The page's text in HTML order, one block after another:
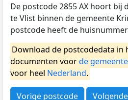
De postcode 2855 AX hoort bij
te Vlist binnen de gemeente
postcode heeft de
Download de postcodedata in
documenten voorde
voor heel Nederland.
Vorige postcode